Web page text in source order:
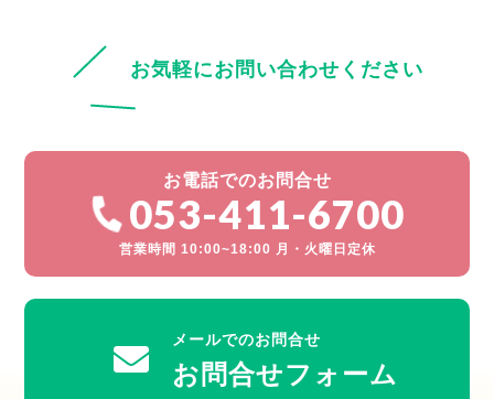
お気軽にお問い合わせください
お電話でのお問合せ
053-411-6700
営業時間 10:00~18:00 月・火曜日定休
メールでのお問合せ
お問合せフォーム